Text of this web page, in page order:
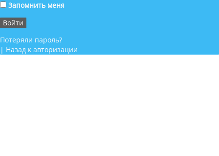
Запомнить меня
Потеряли пароль?
| Назад к авторизации